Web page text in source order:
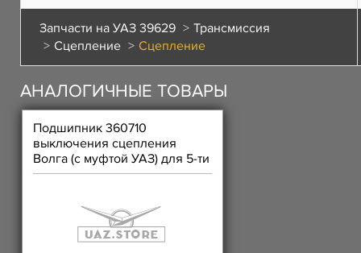
Запчасти на УАЗ 39629
Трансмиссия
Сцепление
Сцепление
АНАЛОГИЧНЫЕ ТОВАРЫ
Подшипник 360710
выключения сцепления
Волга (с муфтой УАЗ) для 5-ти
ступенчатой КПП под вилку